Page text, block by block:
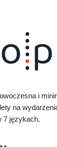
i
na
7 językach.